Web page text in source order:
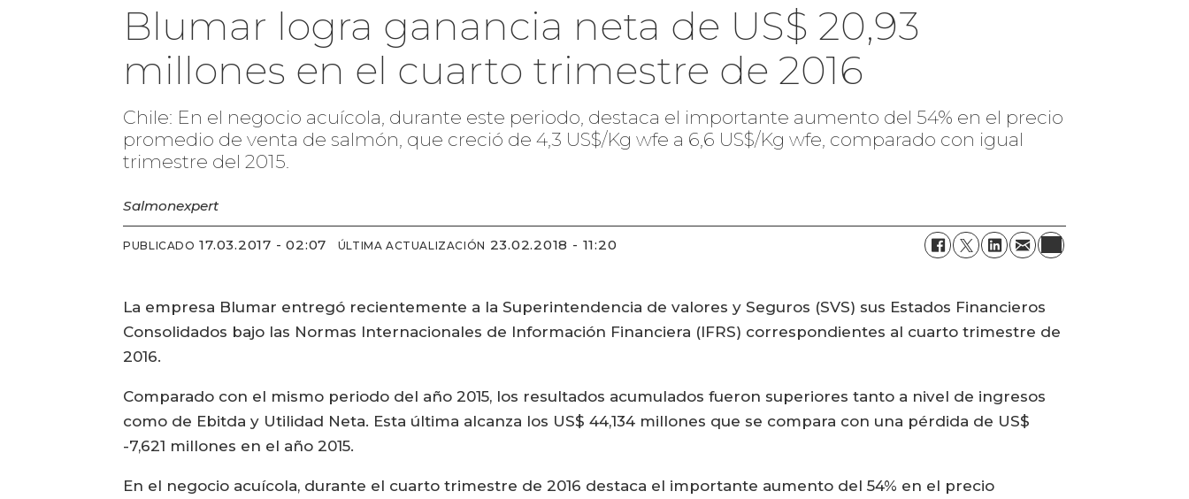
Blumar logra ganancia neta de US$ 20,93
millones en el cuarto trimestre de 2016
Chile: En el negocio acuícola, durante este periodo, destaca el importante aumento del 54% en el precio
promedio de venta de salmón, que creció de 4,3 US$/Kg wfe a 6,6 US$/Kg wfe, comparado con igual
trimestre del 2015.
Salmonexpert
PUBLICADO 17.03.2017 - 02:07 ÚLTIMA ACTUALIZACIÓN 23.02.2018 - 11:20
La empresa Blumar entregó recientemente a la Superintendencia de valores y Seguros (SVS) sus Estados Financieros
Consolidados bajo las Normas Internacionales de Información Financiera (IFRS) correspondientes al cuarto trimestre de
2016.
Comparado con el mismo periodo del año 2015, los resultados acumulados fueron superiores tanto a nivel de ingresos
como de Ebitda y Utilidad Neta. Esta última alcanza los US$ 44,134 millones que se compara con una pérdida de US$
-7,621 millones en el año 2015.
En el negocio acuícola, durante el cuarto trimestre de 2016 destaca el importante aumento del 54% en el precio